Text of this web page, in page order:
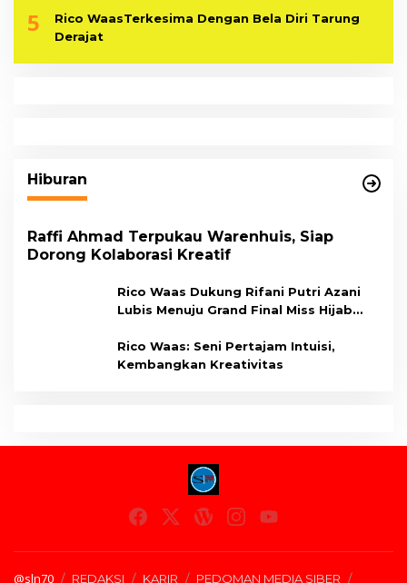
5
Rico WaasTerkesima Dengan Bela Diri Tarung
Derajat
Hiburan
Raffi Ahmad Terpukau Warenhuis, Siap
Dorong Kolaborasi Kreatif
Rico Waas Dukung Rifani Putri Azani
Lubis Menuju Grand Final Miss Hijab
Rico Waas: Seni Pertajam Intuisi,
Kembangkan Kreativitas
@sln70 REDAKSI KARIR PEDOMAN MEDIA SIBER